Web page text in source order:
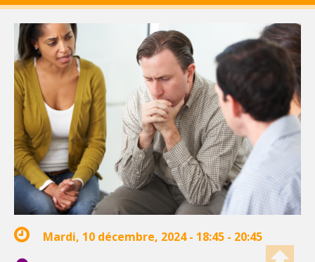
Mardi, 10 décembre, 2024 - 18:45 - 20:45